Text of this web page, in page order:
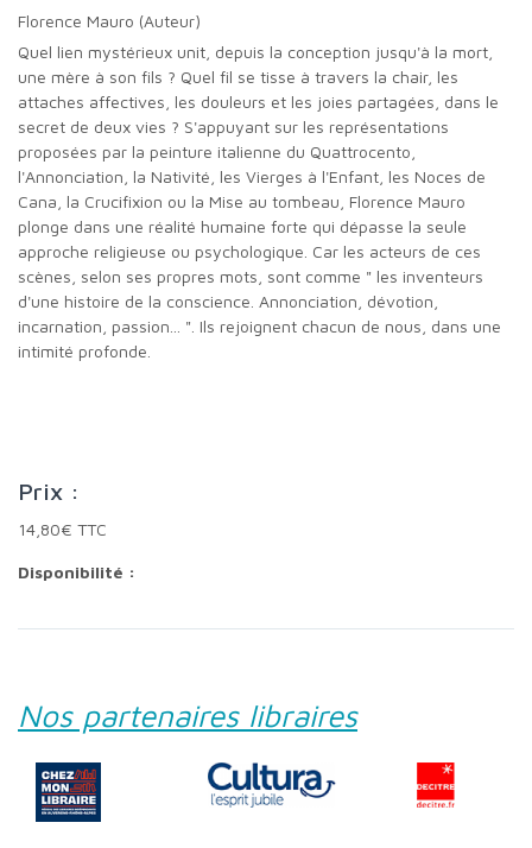
Florence Mauro (Auteur)
Quel lien mystérieux unit, depuis la conception jusqu'à la mort,
une mère à son fils ? Quel fil se tisse à travers la chair, les
attaches affectives, les douleurs et les joies partagées, dans le
secret de deux vies ? S'appuyant sur les représentations
proposées par la peinture italienne du Quattrocento,
l'Annonciation, la Nativité, les Vierges à l'Enfant, les Noces de
Cana, la Crucifixion ou la Mise au tombeau, Florence Mauro
plonge dans une réalité humaine forte qui dépasse la seule
approche religieuse ou psychologique. Car les acteurs de ces
scènes, selon ses propres mots, sont comme " les inventeurs
d'une histoire de la conscience. Annonciation, dévotion,
incarnation, passion... ". Ils rejoignent chacun de nous, dans une
intimité profonde.
Prix :
14,80€ TTC
Disponibilité :
Nos partenaires libraires